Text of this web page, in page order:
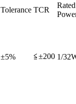
Tolerance TCR
Rated
±5% ≦±200 1/